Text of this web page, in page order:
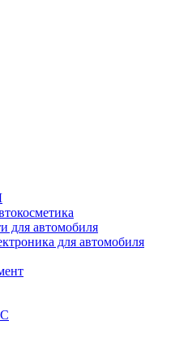
для автомобиля
для автомобиля